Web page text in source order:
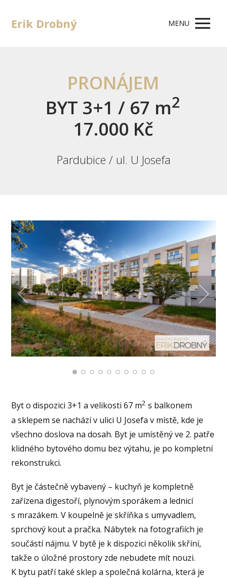
Erik Drobný MENU
PRONÁJEM
BYT 3+1 / 67 m2
17.000 Kč
Pardubice / ul. U Josefa
Byt o dispozici 3+1 a velikosti 67 m2 s balkonem
a sklepem se nachází v ulici U Josefa v místě, kde je
všechno doslova na dosah. Byt je umístěný ve 2. patře
klidného bytového domu bez výtahu, je po kompletní
rekonstrukci.
Byt je částečně vybavený – kuchyň je kompletně
zařízena digestoří, plynovým sporákem a lednicí
s mrazákem. V koupelně je skříňka s umyvadlem,
sprchový kout a pračka. Nábytek na fotografiích je
součástí nájmu. V bytě je k dispozici několik skříní,
takže o úložné prostory zde nebudete mít nouzi.
K bytu patří také sklep a společná kolárna, která je